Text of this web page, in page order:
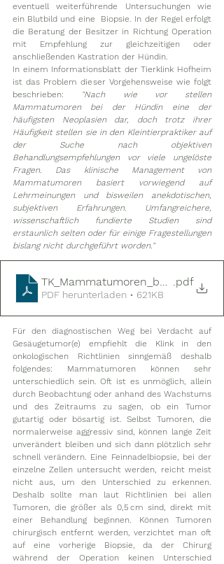
eventuell weiterführende Untersuchungen wie
ein Blutbild und eine  Biopsie. In der Regel erfolgt
die Beratung der Besitzer in Richtung Operation
mit Empfehlung zur gleichzeitigen oder
anschließenden Kastration der Hündin.
In einem Informationsblatt der Tierklink Hofheim
ist das Problem dieser Vorgehensweise wie folgt
beschrieben:
"Nach wie vor stellen
Mammatumoren bei der Hündin eine der
häufigsten Neoplasien dar, doch trotz ihrer
Häufigkeit stellen sie in den Kleintierpraktiker auf
der Suche nach objektiven
Behandlungsempfehlungen vor viele ungelöste
Fragen. Das klinische Management von
Mammatumoren basiert vorwiegend auf
Lehrmeinungen und bisweilen anekdotischen,
subjektiven Erfahrungen. Umfangreichere,
wissenschaftlich fundierte Studien sind
erstaunlich selten oder für einige Fragestellungen
bislang nicht durchgeführt worden."
TK_Mammatumoren_beim_Hund
.pdf
PDF herunterladen • 621KB
Für den diagnostischen Weg bei Verdacht auf
Gesäugetumor(e) empfiehlt die Klink in den
onkologischen Richtlinien sinngemäß deshalb
folgendes: Mammatumoren können sehr
unterschiedlich sein. Oft ist es unmöglich, allein
durch Beobachtung oder anhand des Wachstums
und des Zeitraums zu sagen, ob ein Tumor
gutartig oder bösartig ist. Selbst Tumoren, die
normalerweise aggressiv sind, können lange Zeit
unverändert bleiben und sich dann plötzlich sehr
schnell verändern. Eine Feinnadelbiopsie, bei der
einzelne Zellen untersucht werden, reicht meist
nicht aus, um den Unterschied zu erkennen.
Deshalb sollte man laut Richtlinien bei allen
Tumoren, die größer als 0,5 cm sind, direkt mit
einer Behandlung beginnen. Können Tumoren
chirurgisch entfernt werden, verzichtet man oft
auf eine vorherige Biopsie, da der Chirurg
während der Operation keinen Unterschied